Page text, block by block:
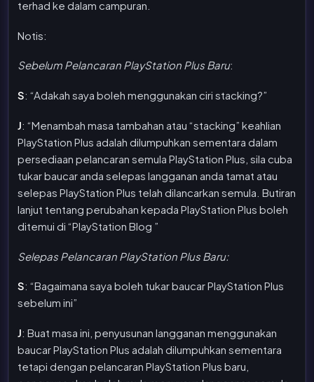
terhad ke dalam campuran.
Notis:
Sebelum Pelancaran PlayStation Plus Baru:
S: “Adakah saya boleh menggunakan ciri stacking?”
J: “Menambah masa tambahan atau “stacking” keahlian
PlayStation Plus adalah dilumpuhkan sementara dalam
persediaan pelancaran semula PlayStation Plus, sila cuba
tukar baucar anda selepas langganan anda tamat atau
selepas PlayStation Plus telah dilancarkan semula. Butiran
lanjut tentang perubahan kepada PlayStation Plus boleh
ditemui di “PlayStation Blog ”
Selepas Pelancaran PlayStation Plus Baru:
S: “Bagaimana saya boleh tukar baucar PlayStation Plus
sebelum ini”
J: Buat masa ini, penyusunan langganan menggunakan
baucar PlayStation Plus adalah dilumpuhkan sementara
tetapi dengan pelancaran PlayStation Plus baru,